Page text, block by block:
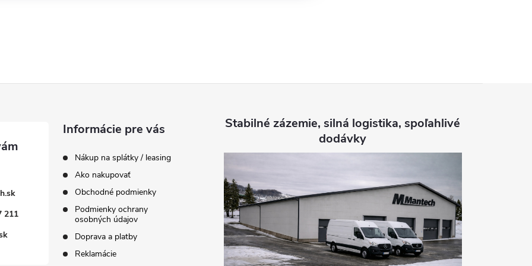
211
Informácie pre vás
Nákup na splátky / leasing
Ako nakupovať
Obchodné podmienky
Podmienky ochrany
osobných údajov
Doprava a platby
Reklamácie
Stabilné zázemie, silná logistika, spoľahlivé
dodávky